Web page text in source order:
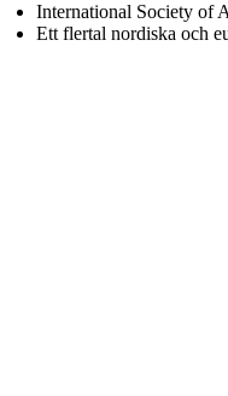
International Society of
Ett flertal nordiska och